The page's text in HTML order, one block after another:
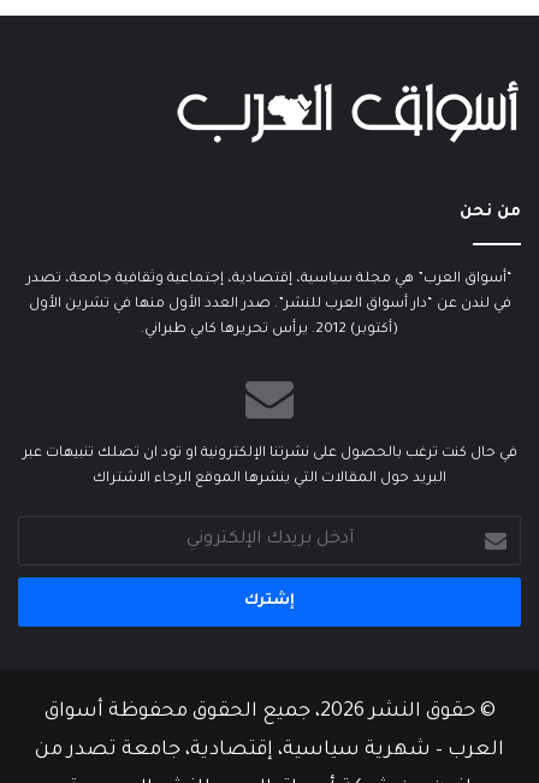
من نحن
“أسواق العرب” هي مجلة سياسية، إقتصادية، إجتماعية وثقافية جامعة، تصدر
في لندن عن “دار أسواق العرب للنشر”. صدر العدد الأول منها في تشرين الأول
(أكتوبر) 2012. يرأس تحريرها كابي طبراني.
في حال كنت ترغب بالحصول على نشرتنا الإلكترونية او تود ان تصلك تنبيهات عبر
البريد حول المقالات التي ينشرها الموقع الرجاء الاشتراك
بريدك
الإلكتروني
© حقوق النشر 2026، جميع الحقوق محفوظة أسواق
العرب – شهرية سياسية، إقتصادية، جامعة تصدر من